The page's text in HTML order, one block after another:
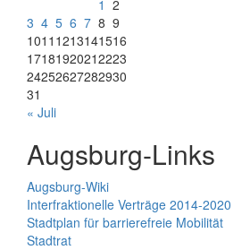
1 2
3 4 5 6 7 8 9
1011 1213141516
17181920212223
24252627282930
31
« Juli
Augsburg-Links
Augsburg-Wiki
Interfraktionelle Verträge 2014-2020
Stadtplan für barrierefreie Mobilität
Stadtrat